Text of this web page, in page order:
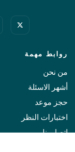
روابط مهمة
من نحن
أشهر الاسئلة
حجز موعد
اختبارات النظر
اتصل بنا